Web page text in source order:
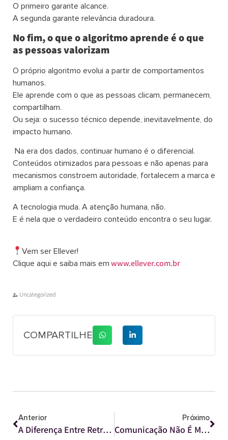
O primeiro garante alcance.
A segunda garante relevância duradoura.
No fim, o que o algoritmo aprende é o que
as pessoas valorizam
O próprio algoritmo evolui a partir de comportamentos
humanos.
Ele aprende com o que as pessoas clicam, permanecem,
compartilham.
Ou seja: o sucesso técnico depende, inevitavelmente, do
impacto humano.
Na era dos dados, continuar humano é o diferencial.
Conteúdos otimizados para pessoas e não apenas para
mecanismos constroem autoridade, fortalecem a marca e
ampliam a confiança.
A tecnologia muda. A atenção humana, não.
E é nela que o verdadeiro conteúdo encontra o seu lugar.
Vem ser Ellever!
Clique aqui e saiba mais em www.ellever.com.br
Uncategorized
COMPARTILHE
Anterior
A Diferença Entre Retrospectiva E Posicionamento
Próximo
Comunicação Não É Marketing. E Nunca Foi. Antes De Vender, Sua Empresa Precisa Ser Compreendida.